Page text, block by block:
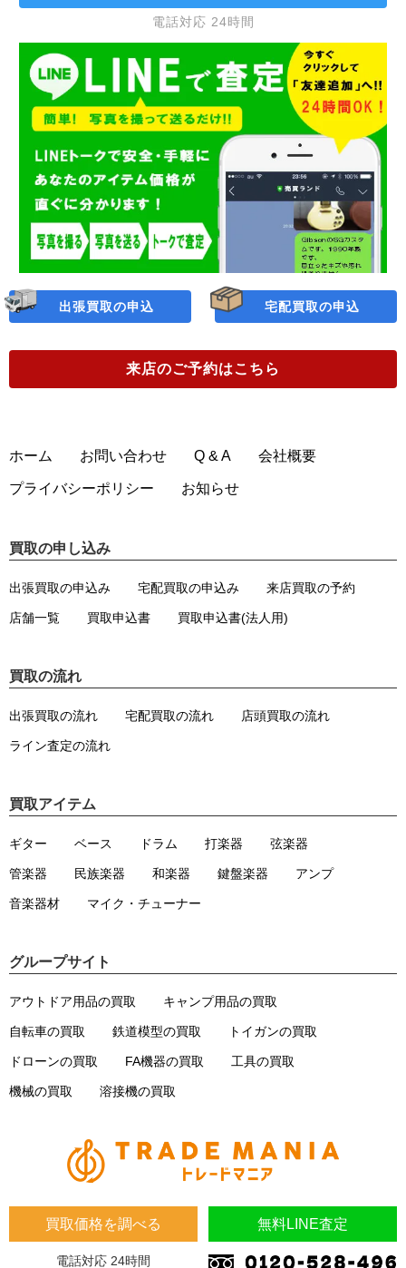
出張買取の申込 宅配買取の申込
電話対応 24時間
来店のご予約はこちら
買取価格を調べる 無料LINE査定
電話対応 24時間
ホーム お問い合わせ Q & A 会社概要
プライバシーポリシー お知らせ
買取の申し込み
出張買取の申込み 宅配買取の申込み 来店買取の予約
店舗一覧 買取申込書 買取申込書(法人用)
買取の流れ
出張買取の流れ 宅配買取の流れ 店頭買取の流れ
ライン査定の流れ
買取アイテム
ギター ベース ドラム 打楽器 弦楽器
管楽器 民族楽器 和楽器 鍵盤楽器 アンプ
音楽器材 マイク・チューナー
グループサイト
アウトドア用品の買取 キャンプ用品の買取
自転車の買取 鉄道模型の買取 トイガンの買取
ドローンの買取 FA機器の買取 工具の買取
機械の買取 溶接機の買取